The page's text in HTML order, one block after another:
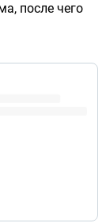
после чего